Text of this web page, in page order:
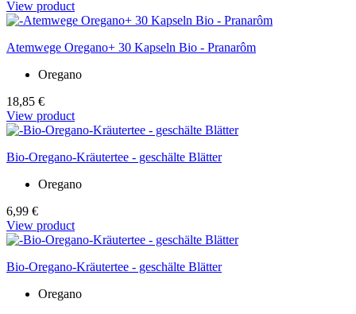
View product
Atemwege Oregano+ 30 Kapseln Bio - Pranarôm
Oregano
18,85 €
View product
Bio-Oregano-Kräutertee - geschälte Blätter
Oregano
6,99 €
View product
Bio-Oregano-Kräutertee - geschälte Blätter
Oregano